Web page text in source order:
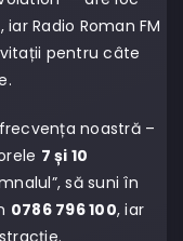
, iar Radio Roman FM
pentru câte
noastră –
7 și 10
să suni în
0786 796 100, iar